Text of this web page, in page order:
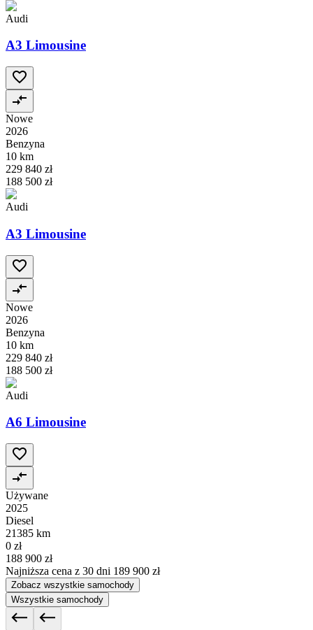
Audi
A3 Limousine
Nowe
2026
Benzyna
10 km
229 840 zł
188 500 zł
Audi
A3 Limousine
Nowe
2026
Benzyna
10 km
229 840 zł
188 500 zł
Audi
A6 Limousine
Używane
2025
Diesel
21385 km
0 zł
188 900 zł
Najniższa cena z 30 dni 189 900 zł
Zobacz wszystkie samochody
Wszystkie samochody